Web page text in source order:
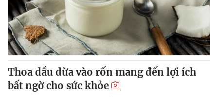
Tin tức
Thế giới đó đây
Câu chuyện quốc tế
Kinh tế
Tài chính
Thị trường
Góc doanh nghiệp
Dữ liệu và đời sống
Truyền hình
Thoa dầu dừa vào rốn mang đến lợi ích
bất ngờ cho sức khỏe